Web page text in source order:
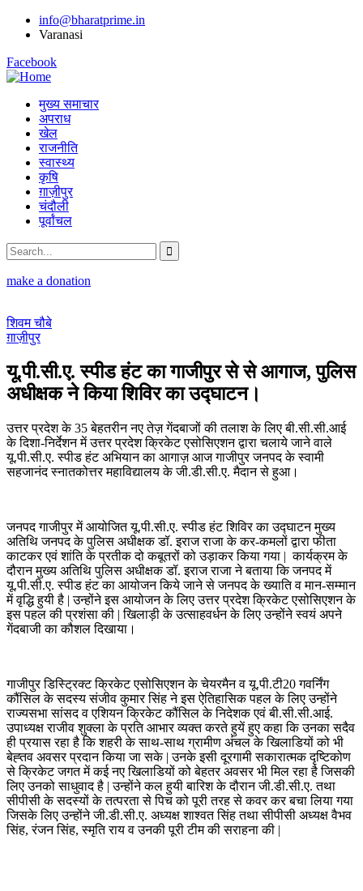
info@bharatprime.in
Varanasi
Facebook
मुख्य समाचार
अपराध
खेल
राजनीति
स्वास्थ्य
कृषि
ग़ाज़ीपुर
चंदौली
पूर्वांचल
make a donation
शिवम चौबे
ग़ाज़ीपुर
यू.पी.सी.ए. स्पीड हंट का गाजीपुर से से आगाज, पुलिस
अधीक्षक ने किया शिविर का उद्घाटन।
उत्तर प्रदेश के 35 बेहतरीन नए तेज़ गेंदबाजों की तलाश के लिए बी.सी.सी.आई
के दिशा-निर्देशन में उत्तर प्रदेश क्रिकेट एसोसिएशन द्वारा चलाये जाने वाले
यू.पी.सी.ए. स्पीड हंट अभियान का आगाज़ आज गाजीपुर जनपद के स्वामी
सहजानंद स्नातकोत्तर महाविद्यालय के जी.डी.सी.ए. मैदान से हुआ।
जनपद गाजीपुर में आयोजित यू.पी.सी.ए. स्पीड हंट शिविर का उद्घाटन मुख्य
अतिथि जनपद के पुलिस अधीक्षक डॉ. इराज राजा के कर-कमलों द्वारा फीता
काटकर एवं शांति के प्रतीक दो कबूतरों को उड़ाकर किया गया | कार्यक्रम के
दौरान मुख्य अतिथि पुलिस अधीक्षक डॉ. इराज राजा ने बताया कि जनपद में
यू.पी.सी.ए. स्पीड हंट का आयोजन किये जाने से जनपद के ख्याति व मान-सम्मान
में वृद्धि हुयी है | उन्होंने इस आयोजन के लिए उत्तर प्रदेश क्रिकेट एसोसिएशन के
इस पहल की प्रशंसा की | खिलाड़ी के उत्साहवर्धन के लिए उन्होंने स्वयं अपने
गेंदबाजी का कौशल दिखाया।
गाजीपुर डिस्ट्रिक्ट क्रिकेट एसोसिएशन के चेयरमैन व यू.पी.टी20 गवर्निंग
कौंसिल के सदस्य संजीव कुमार सिंह ने इस ऐतिहासिक पहल के लिए उन्होंने
राज्यसभा सांसद व एशियन क्रिकेट कौंसिल के निदेशक एवं बी.सी.सी.आई.
उपाध्यक्ष राजीव शुक्ला के प्रति आभार व्यक्त करते हुयें हुए कहा कि उनका सदैव
ही प्रयास रहा है कि शहरी के साथ-साथ ग्रामीण अंचल के खिलाडियों को भी
बेह्तव अवसर प्रदान किया जा सके | उनके इसी दूरगामी सकारात्मक दृष्टिकोण
से क्रिकेट जगत में कई नए खिलाडियों को बेहतर अवसर भी मिल रहा है जिसकी
लिए उनको साधुवाद है | उन्होंने कल हुयी बारिश के दौरान जी.डी.सी.ए. तथा
सीपीसी के सदस्यों के तत्परता से पिच को पूरी तरह से कवर कर बचा लिया गया
जिसके लिए उन्होंने जी.डी.सी.ए. अध्यक्ष शाश्वत सिंह तथा सीपीसी अध्यक्ष वैभव
सिंह, रंजन सिंह, स्मृति राय व उनकी पूरी टीम की सराहना की |